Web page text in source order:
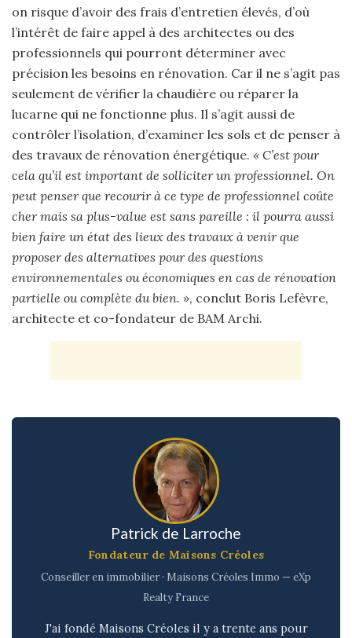
on risque d’avoir des frais d’entretien élevés, d’où
l’intérêt de faire appel à des architectes ou des
professionnels qui pourront déterminer avec
précision les besoins en rénovation. Car il ne s’agit pas
seulement de vérifier la chaudière ou réparer la
lucarne qui ne fonctionne plus. Il s’agit aussi de
contrôler l’isolation, d’examiner les sols et de penser à
des travaux de rénovation énergétique. « C’est pour
cela qu’il est important de solliciter un professionnel. On
peut penser que recourir à ce type de professionnel coûte
cher mais sa plus-value est sans pareille : il pourra aussi
bien faire un état des lieux des travaux à venir que
proposer des alternatives pour des questions
environnementales ou économiques en cas de rénovation
partielle ou complète du bien. », conclut Boris Lefèvre,
architecte et co-fondateur de BAM Archi.
Patrick de Larroche
Fondateur de Maisons Créoles
Conseiller en immobilier · Maisons Créoles Immo — eXp
Realty France
J'ai fondé Maisons Créoles il y a trente ans pour